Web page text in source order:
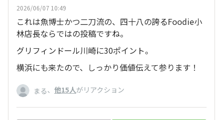
2026/06/07 10:49
これは魚博士かつ二刀流の、四十八の誇るFoodie小
林店長ならではの投稿ですね。
グリフィンドール川崎に30ポイント。
横浜にも来たので、しっかり価値伝えて参ります！
まる、 他15人がリアクション